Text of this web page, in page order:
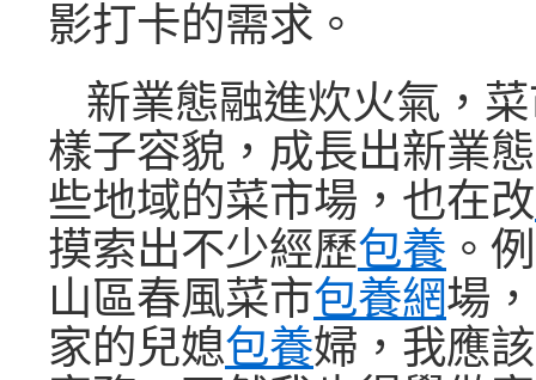
影打卡的需求。
新業態融進炊火氣，
樣子容貌，成長出新業
些地域的菜市場，也在改
摸索出不少經歷包養 。
山區春風菜市包養網場
家的兒媳包養婦，我應